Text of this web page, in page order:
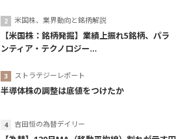
米国株、業界動向と銘柄解説
【米国株：銘柄発掘】業績上振れ5銘柄、パラ
ンティア・テクノロジー...
ストラテジーレポート
半導体株の調整は底値をつけたか
吉田恒の為替デイリー